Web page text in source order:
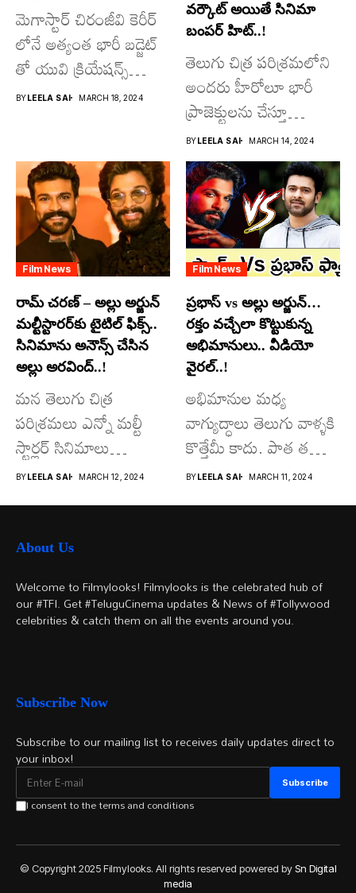
మెగాస్టార్ చిరంజీవి కెరీర్
లోనే అత్యంత భారీ బడ్జెట్
తో యువి క్రియేషన్స్
రూపొందిస్తున్న
BYLEELA SAI MARCH 18, 2024
వర్కౌట్ అయితే సినిమా
బంపర్ హిట్..!
తెలుగు చిత్ర పరిశ్రమలోని
అందరు హీరోలూ భారీ
ప్రాజెక్టులను చేస్తూ
దూసుకుపోతోన్నారు.
అందులో కొందరు
మాత్రమే...
BYLEELA SAI MARCH 14, 2024
Film News
రామ్ చరణ్ – అల్లు అర్జున్
మల్టీస్టారర్​కు టైటిల్ ఫిక్స్..
సినిమాను అనౌన్స్ చేసిన
అల్లు అరవింద్..!
మన తెలుగు చిత్ర
పరిశ్రమలు ఎన్నో మల్టీ
స్టార్లర్ సినిమాలు
వచ్చాయి.. కొన్ని సినిమాలు
అయితే...
BYLEELA SAI MARCH 12, 2024
Film News
ప్రభాస్ vs అల్లు అర్జున్…
రక్తం వచ్చేలా కొట్టుకున్న
అభిమానులు.. వీడియో
వైరల్..!
అభిమానుల మధ్య
వాగ్యుద్ధాలు తెలుగు వాళ్ళకి
కొత్తేమీ కాదు. పాత తరం
నటుల నుంచి నేటి...
BYLEELA SAI MARCH 11, 2024
About Us
Welcome to Filmylooks! Filmylooks is the celebrated hub of
our #TFI. Get #TeluguCinema updates & News of #Tollywood
celebrities & catch them on all the events around you.
Subscribe Now
Subscribe to our mailing list to receives daily updates direct to
your inbox!
I consent to the terms and conditions
© Copyright 2025 Filmylooks. All rights reserved powered bySn Digital
media